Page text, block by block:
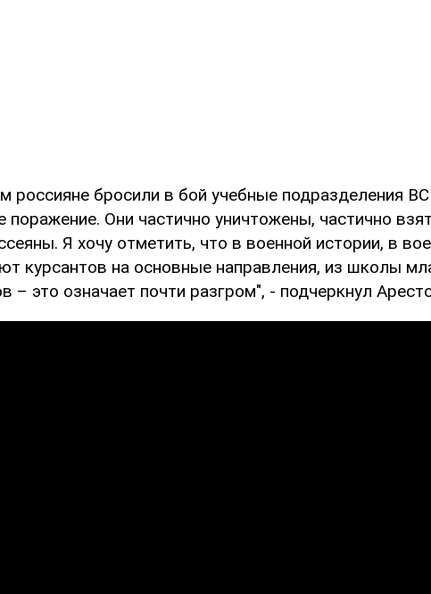
бросили в бой учебные подразделения
поражение. Они частично уничтожены, частично
Я хочу отметить, что в военной истории, в
курсантов на основные направления, из школы
– это означает почти разгром", - подчеркнул